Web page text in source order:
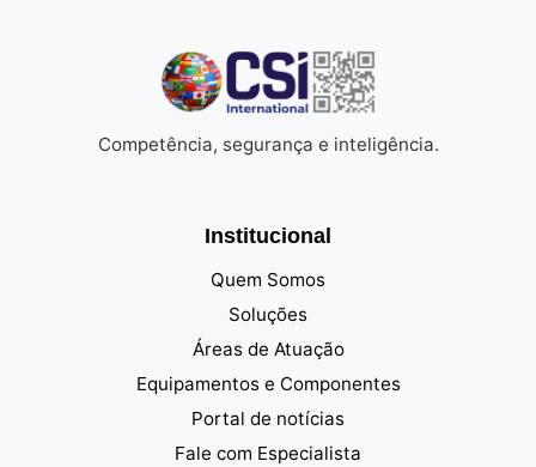
Competência, segurança e inteligência.
Institucional
Quem Somos
Soluções
Áreas de Atuação
Equipamentos e Componentes
Portal de notícias
Fale com Especialista